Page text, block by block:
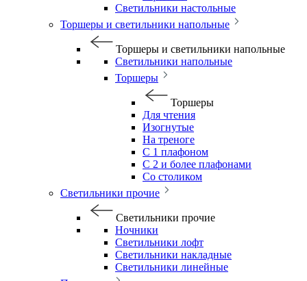
Светильники настольные
Торшеры и светильники напольные
Торшеры и светильники напольные
Светильники напольные
Торшеры
Торшеры
Для чтения
Изогнутые
На треноге
С 1 плафоном
С 2 и более плафонами
Со столиком
Светильники прочие
Светильники прочие
Ночники
Светильники лофт
Светильники накладные
Светильники линейные